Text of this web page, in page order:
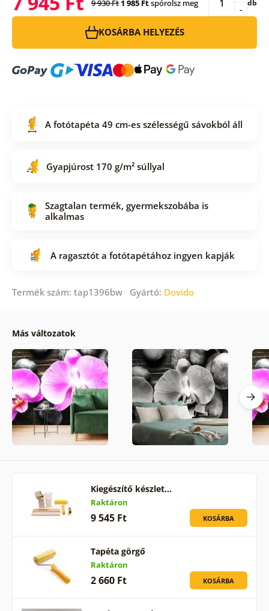
9 930 Ft 1 985 Ftspórolsz meg -
db
KOSÁRBA HELYEZÉS
A fotótapéta 49 cm-es szélességű sávokból áll
Gyapjúrost 170 g/m² súllyal
Szagtalan termék, gyermekszobába is
alkalmas
A ragasztót a fotótapétához ingyen kapják
Termék szám: tap1396bw Gyártó: Dovido
Más változatok
Kiegészítő készlet…
Raktáron
9 545 Ft KOSÁRBA
Tapéta görgő
Raktáron
2 660 Ft KOSÁRBA